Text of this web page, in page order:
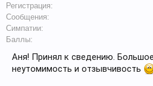
Регистрация:
Сообщения:
Симпатии:
Баллы:
Аня! Принял к сведению.
неутомимость и отзывчивость